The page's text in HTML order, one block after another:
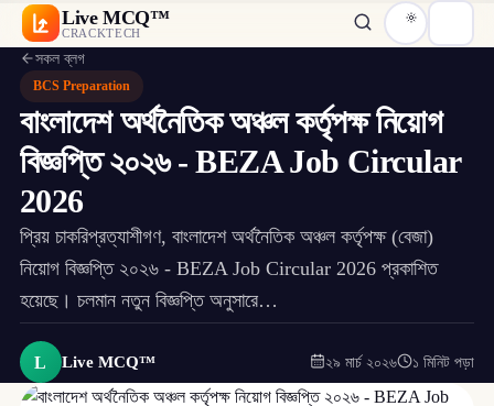
Live MCQ™
CRACKTECH
সকল ব্লগ
BCS Preparation
বাংলাদেশ অর্থনৈতিক অঞ্চল কর্তৃপক্ষ নিয়োগ
বিজ্ঞপ্তি ২০২৬ - BEZA Job Circular
2026
প্রিয় চাকরিপ্রত্যাশীগণ, বাংলাদেশ অর্থনৈতিক অঞ্চল কর্তৃপক্ষ (বেজা)
নিয়োগ বিজ্ঞপ্তি ২০২৬ - BEZA Job Circular 2026 প্রকাশিত
হয়েছে। চলমান নতুন বিজ্ঞপ্তি অনুসারে…
L Live MCQ™ ২৯ মার্চ ২০২৬ ১ মিনিট পড়া